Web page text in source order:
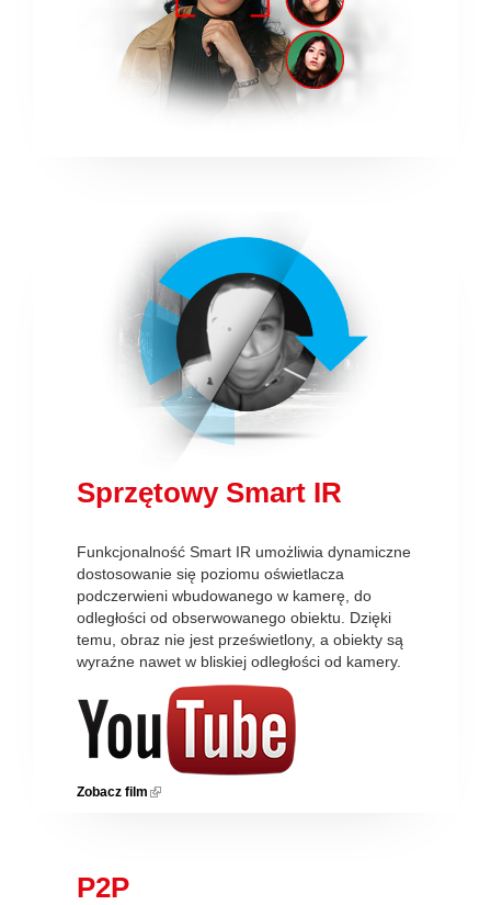
Sprzętowy Smart IR
Funkcjonalność Smart IR umożliwia dynamiczne
dostosowanie się poziomu oświetlacza
podczerwieni wbudowanego w kamerę, do
odległości od obserwowanego obiektu. Dzięki
temu, obraz nie jest prześwietlony, a obiekty są
wyraźne nawet w bliskiej odległości od kamery.
Zobacz film (link is external)
P2P